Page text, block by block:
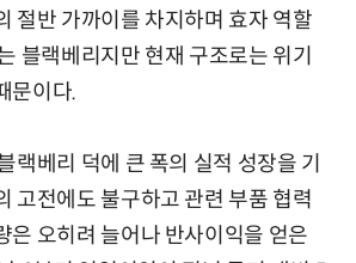
절반 가까이를 차지하며 효자 역할
블랙베리지만 현재 구조로는 위기
문이다.
랙베리 덕에 큰 폭의 실적 성장을 기
고전에도 불구하고 관련 부품 협력
은 오히려 늘어나 반사이익을 얻은